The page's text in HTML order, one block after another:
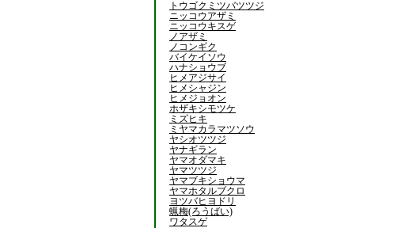
トウゴクミツバツツジ
ニッコウアザミ
ニッコウキスゲ
ノアザミ
ノコンギク
バイケイソウ
ハナショウブ
ヒメアジサイ
ヒメシャジン
ヒメジョオン
ホザキシモツケ
ミズヒキ
ミヤマカラマツソウ
ヤシオツツジ
ヤナギラン
ヤマオダマキ
ヤマツツジ
ヤマブキショウマ
ヤマホタルブクロ
ヨツバヒヨドリ
蝋梅(ろうばい)
ワタスゲ